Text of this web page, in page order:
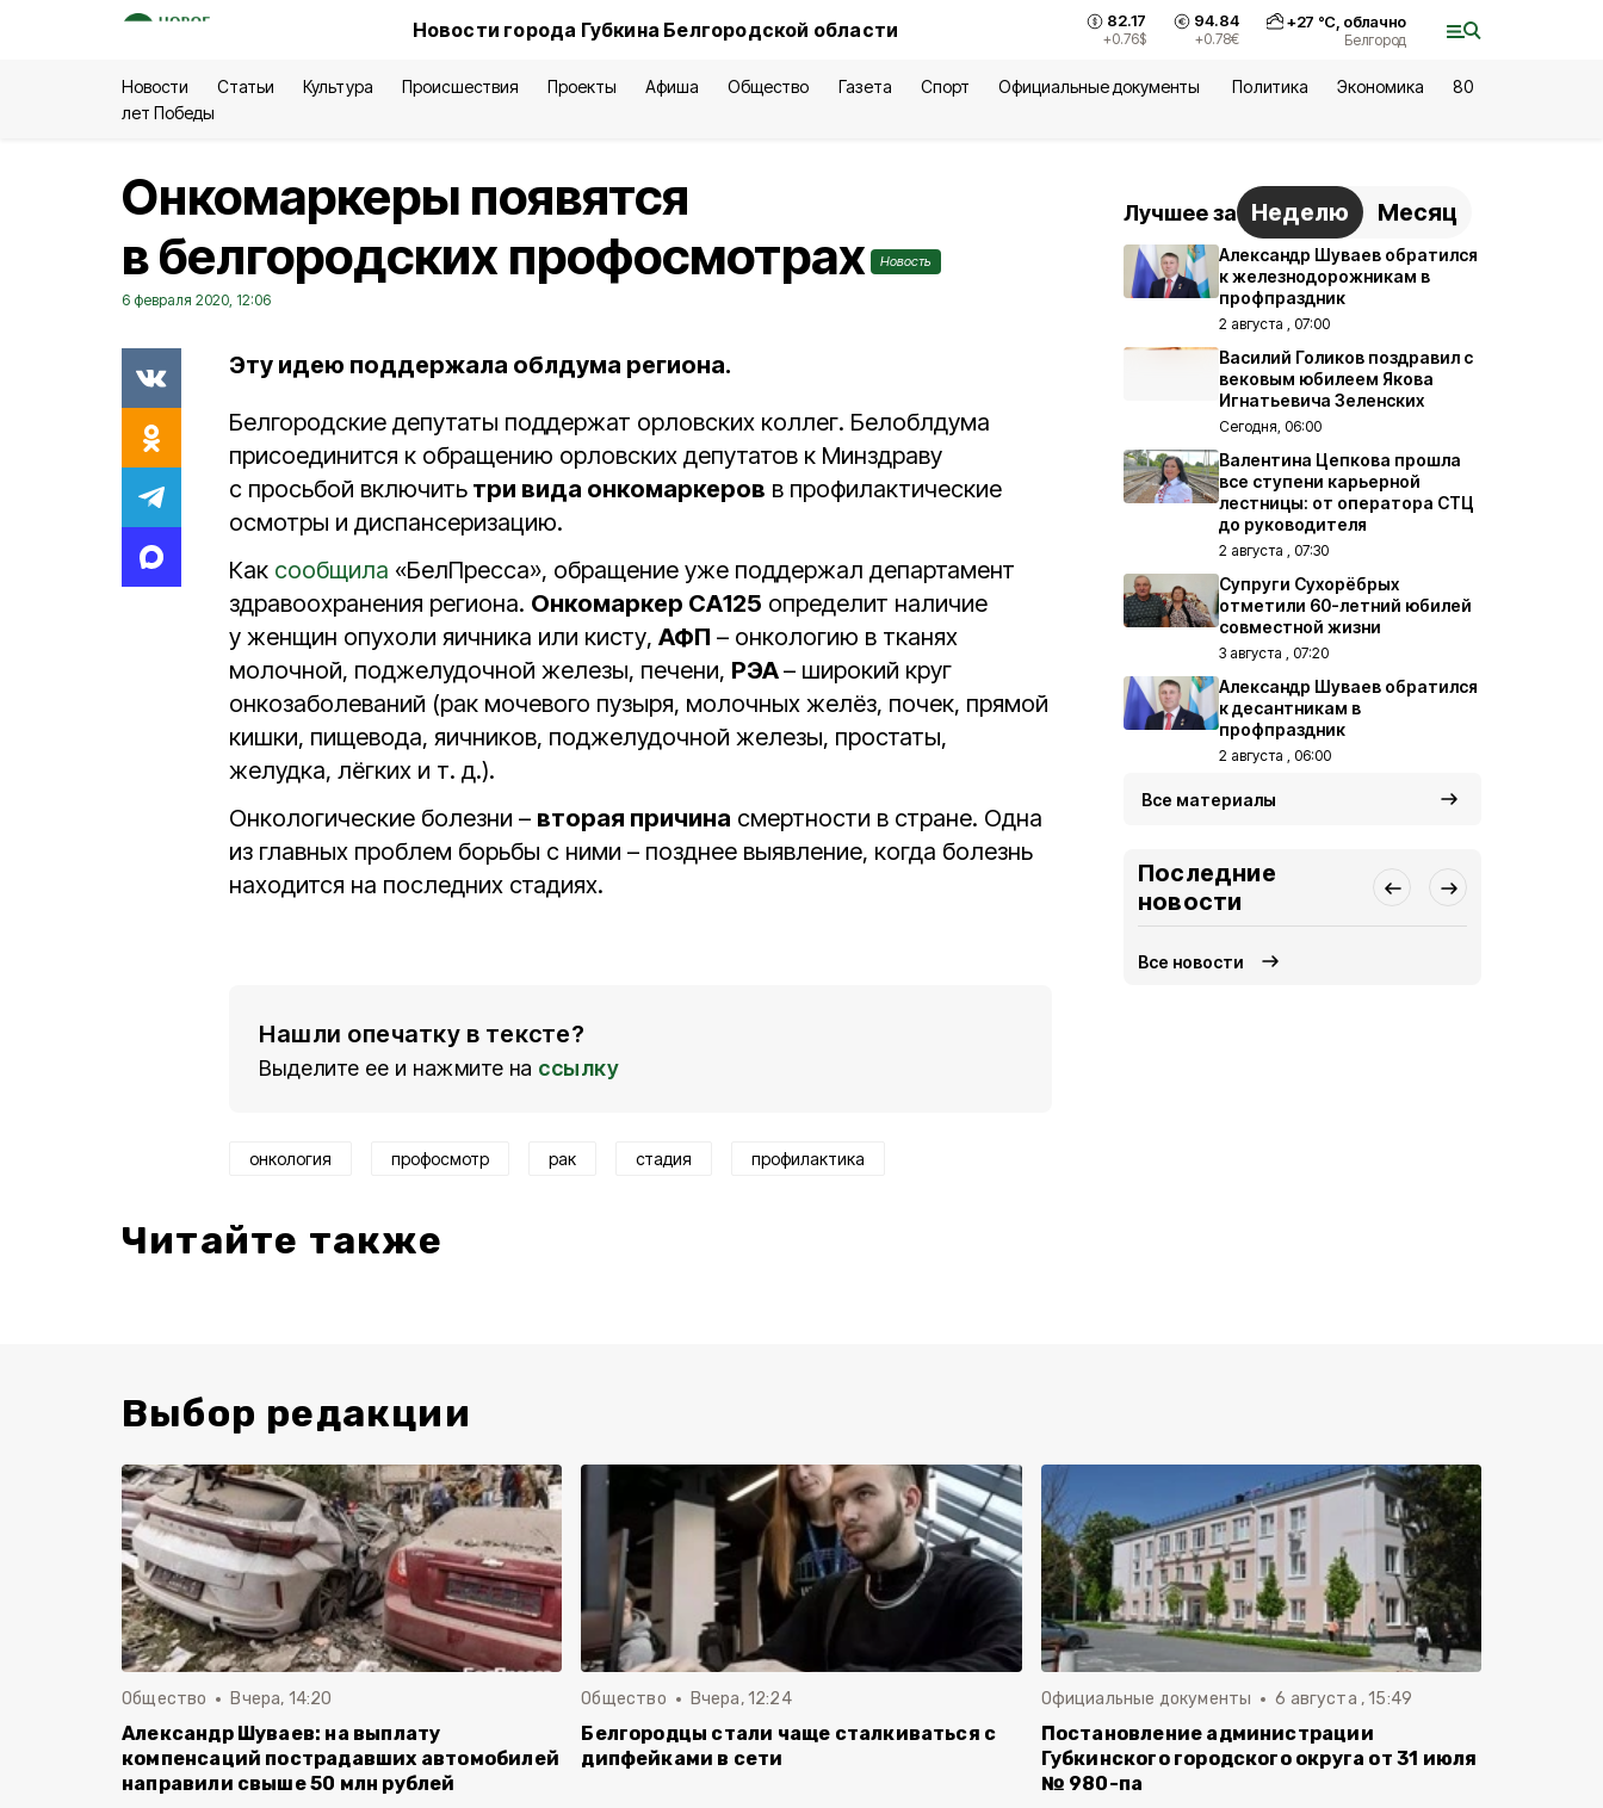
Новости города Губкина Белгородской области 82.17
+0.76$
94.84
+0.78€
+27 °С, облачно
Белгород
Новости Статьи Культура Происшествия Проекты Афиша Общество Газета Спорт Официальные документы Политика Экономика
80
лет Победы
Онкомаркеры появятся
в белгородских профосмотрах
Новость
6 февраля 2020, 12:06
Эту идею поддержала облдума региона.
Белгородские депутаты поддержат орловских коллег. Белоблдума
присоединится к обращению орловских депутатов к Минздраву
с просьбой включить три вида онкомаркеров в профилактические
осмотры и диспансеризацию.
Как сообщила «БелПресса», обращение уже поддержал департамент
здравоохранения региона. Онкомаркер СА125 определит наличие
у женщин опухоли яичника или кисту, АФП – онкологию в тканях
молочной, поджелудочной железы, печени, РЭА– широкий круг
онкозаболеваний (рак мочевого пузыря, молочных желёз, почек, прямой
кишки, пищевода, яичников, поджелудочной железы, простаты,
желудка, лёгких и т. д.).
Онкологические болезни – вторая причина смертности в стране. Одна
из главных проблем борьбы с ними – позднее выявление, когда болезнь
находится на последних стадиях.
Нашли опечатку в тексте?
Выделите ее и нажмите на ссылку
онкология профосмотр рак стадия профилактика
Читайте также
Лучшее за Неделю Месяц
Александр Шуваев обратился
к железнодорожникам в
профпраздник
2 августа , 07:00
Василий Голиков поздравил с
вековым юбилеем Якова
Игнатьевича Зеленских
Сегодня, 06:00
Валентина Цепкова прошла
все ступени карьерной
лестницы: от оператора СТЦ
до руководителя
2 августа , 07:30
Супруги Сухорёбрых
отметили 60-летний юбилей
совместной жизни
3 августа , 07:20
Александр Шуваев обратился
к десантникам в
профпраздник
2 августа , 06:00
Все материалы
Последние
новости
Все новости
Выбор редакции
Общество Вчера, 14:20
Александр Шуваев: на выплату
компенсаций пострадавших автомобилей
направили свыше 50 млн рублей
Общество Вчера, 12:24
Белгородцы стали чаще сталкиваться с
дипфейками в сети
Официальные документы 6 августа , 15:49
Постановление администрации
Губкинского городского округа от 31 июля
№ 980-па